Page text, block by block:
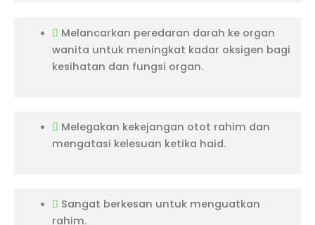
Melancarkan peredaran darah ke organ
wanita untuk meningkat kadar oksigen bagi
kesihatan dan fungsi organ.
Melegakan kekejangan otot rahim dan
mengatasi kelesuan ketika haid.
Sangat berkesan untuk menguatkan
rahim.